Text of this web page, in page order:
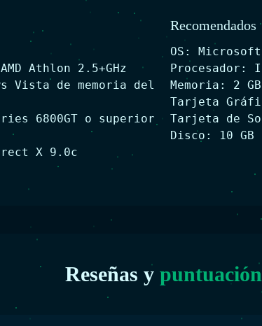
Athlon 2.5+GHz
Vista de memoria del
6800GT o superior
X 9.0c
Recomendados
OS:
Procesador:
Memoria: 2
Tarjeta
Tarjeta de
Disco: 10
Reseñas y puntuación